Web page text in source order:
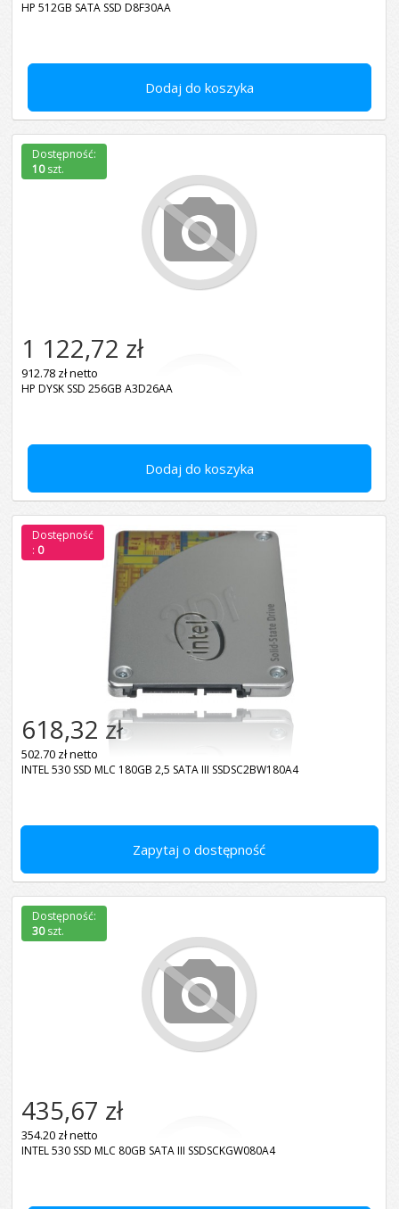
Dodaj do koszyka
HP 512GB SATA SSD D8F30AA
Dodaj do koszyka
1 122,72 zł
912.78 zł netto
HP DYSK SSD 256GB A3D26AA
Dostępność:
10szt.
Zapytaj o dostępność
618,32 zł
502.70 zł netto
INTEL 530 SSD MLC 180GB 2,5 SATA III SSDSC2BW180A4
Dostępność
: 0
435,67 zł
354.20 zł netto
INTEL 530 SSD MLC 80GB SATA III SSDSCKGW080A4
Dostępność:
30szt.